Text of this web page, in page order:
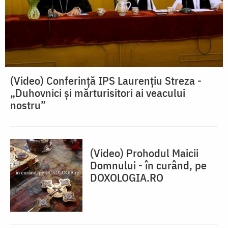
(Video) Conferinţă IPS Laurențiu Streza -
„Duhovnici și mărturisitori ai veacului
nostru”
(Video) Prohodul Maicii
Domnului - în curând, pe
DOXOLOGIA.RO